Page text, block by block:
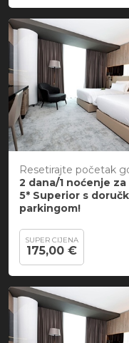
Resetirajte početak
2 dana/1 noćenje
5* Superior s
parkingom!
SUPER CIJENA
175,00 €